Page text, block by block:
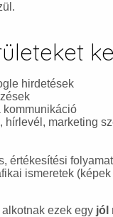
hirdetések
kommunikáció
hírlevél, marketing
értékesítési
ismeretek
ezek egy jól